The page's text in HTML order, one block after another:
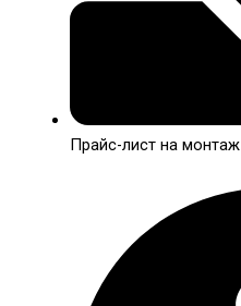
Прайс-лист на монтаж